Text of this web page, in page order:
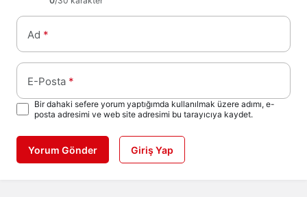
Ad *
E-Posta *
Bir dahaki sefere yorum yaptığımda kullanılmak üzere adımı, e-
posta adresimi ve web site adresimi bu tarayıcıya kaydet.
Yorum Gönder Giriş Yap